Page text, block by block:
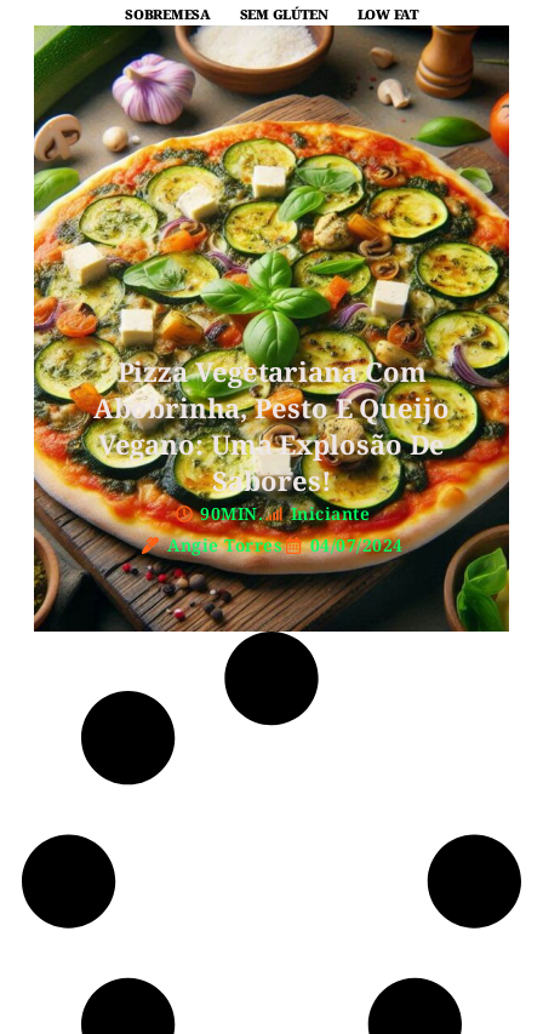
SOBREMESA
SEM GLÚTEN LOW FAT
Pizza Vegetariana Com
Abobrinha, Pesto E Queijo
Vegano: Uma Explosão De
Sabores!
90MIN.
Iniciante
Angie Torres
04/07/2024